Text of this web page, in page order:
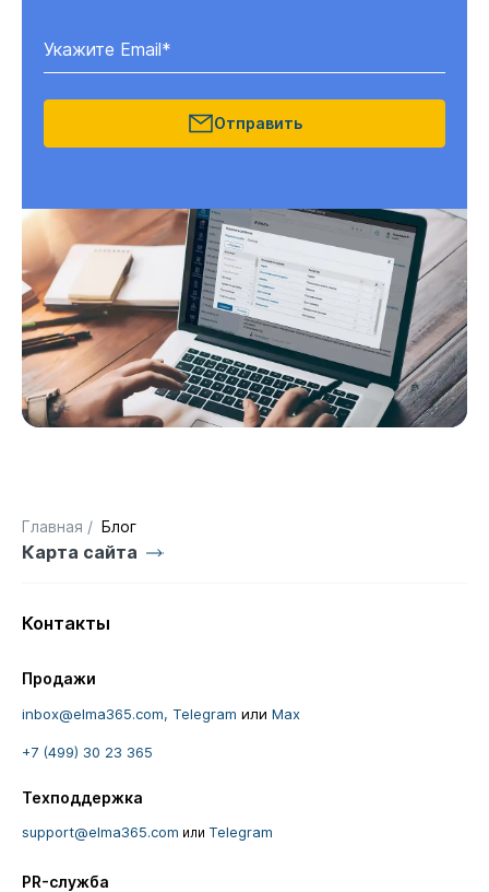
Отправить
Главная / Блог
Карта сайта
Контакты
Продажи
inbox@elma365.com, Telegram или Max
+7 (499) 30 23 365
Техподдержка
support@elma365.com или Telegram
PR-служба